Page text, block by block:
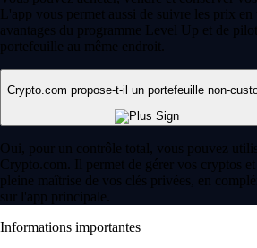
L'app vous permet aussi de suivre les prix
avantages du programme Level Up et de
portefeuille au même endroit.
Crypto.com propose-t-il un portefeuille non-
Oui, pour un contrôle total, vous pouvez
Crypto.com. Il permet de gérer vos cryptos
pleine maîtrise de vos clés privées, en
sur l'app principale.
Informations importantes